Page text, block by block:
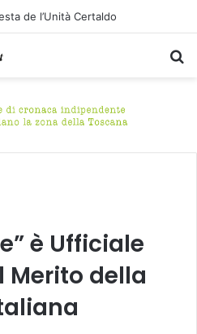
de l’Unità Certaldo
è Ufficiale
Merito della